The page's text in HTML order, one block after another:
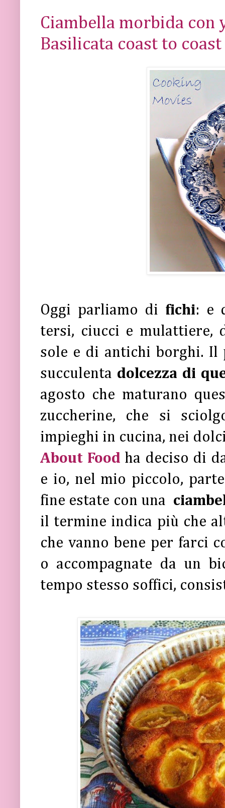
Ciambella morbida con
Basilicata coast to coast
Oggi parliamo di fichi: e
tersi, ciucci e mulattiere,
sole e di antichi borghi. Il
succulenta dolcezza di
agosto che maturano
zuccherine, che si
impieghi in cucina, nei
About Food ha deciso di
e io, nel mio piccolo,
fine estate con una
il termine indica più che
che vanno bene per farci
o accompagnate da un
tempo stesso soffici,